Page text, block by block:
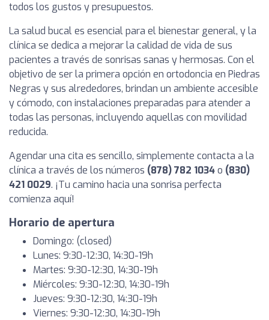
todos los gustos y presupuestos.
La salud bucal es esencial para el bienestar general, y la
clínica se dedica a mejorar la calidad de vida de sus
pacientes a través de sonrisas sanas y hermosas. Con el
objetivo de ser la primera opción en ortodoncia en Piedras
Negras y sus alrededores, brindan un ambiente accesible
y cómodo, con instalaciones preparadas para atender a
todas las personas, incluyendo aquellas con movilidad
reducida.
Agendar una cita es sencillo, simplemente contacta a la
clínica a través de los números (878) 782 1034o (830)
421 0029. ¡Tu camino hacia una sonrisa perfecta
comienza aquí!
Horario de apertura
Domingo: (closed)
Lunes: 9:30-12:30, 14:30-19h
Martes: 9:30-12:30, 14:30-19h
Miércoles: 9:30-12:30, 14:30-19h
Jueves: 9:30-12:30, 14:30-19h
Viernes: 9:30-12:30, 14:30-19h